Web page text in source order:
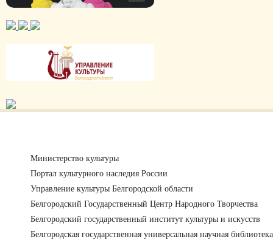
Министерство культуры
Портал культурного наследия России
Управление культуры Белгородской области
Белгородский Государственный Центр Народного Творчества
Белгородский государственный институт культуры и искусств
Белгородская государственная универсальная научная библиотека